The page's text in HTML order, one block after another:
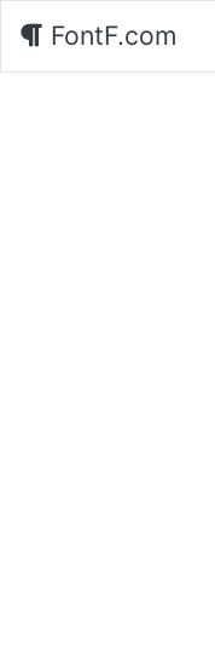
FontF.com